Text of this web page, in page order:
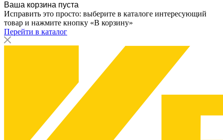
Ваша корзина пуста
Исправить это просто: выберите в каталоге интересующий
товар и нажмите кнопку «В корзину»
Перейти в каталог